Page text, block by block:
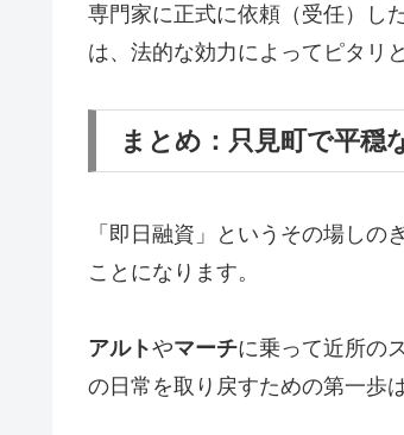
専門家に正式に依頼（受任）し
は、法的な効力によってピタリ
まとめ：只見町で平穏
「即日融資」というその場し
ことになります。
アルトやマーチに乗って近所の
の日常を取り戻すための第一歩